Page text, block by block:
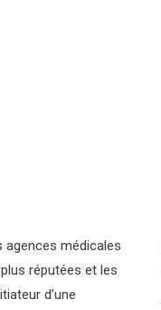
agences médicales
réputées et les
d’une